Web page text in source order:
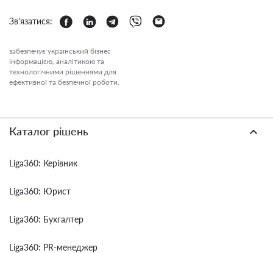
Зв'язатися:
забезпечує український бізнес
інформацією, аналітикою та
технологічними рішеннями для
ефективної та безпечної роботи.
Каталог рішень
Liga360: Керівник
Liga360: Юрист
Liga360: Бухгалтер
Liga360: PR-менеджер